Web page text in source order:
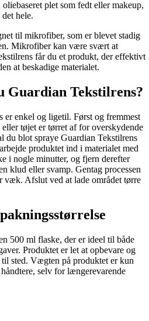
plet som fedt eller makeup,
hele.
til mikrofiber, som er blevet stadig
Mikrofiber kan være svært at
får du et produkt, der effektivt
at beskadige materialet.
Guardian Tekstilrens?
er enkel og ligetil. Først og fremmest
tøjet er tørret af for overskydende
du blot spraye Guardian Tekstilrens
produktet ind i materialet med
i nogle minutter, og fjern derefter
klud eller svamp. Gentag processen
væk. Afslut ved at lade området tørre
500 ml flaske, der er ideel til både
Produktet er let at opbevare og
til sted. Vægten på produktet er kun
selv for længerevarende